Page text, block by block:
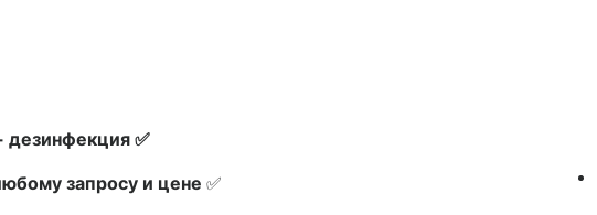
дезинфекция ✅
запросу и цене ✅